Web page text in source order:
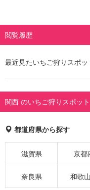
閲覧履歴
最近見たいちご狩りスポッ
関西 のいちご狩りスポッ
都道府県から探す
滋賀県 京都
奈良県 和歌